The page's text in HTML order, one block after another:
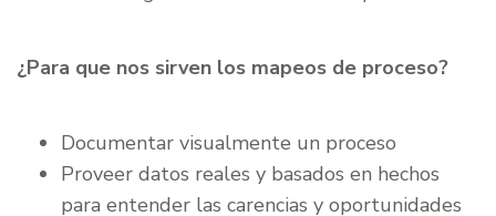
¿Para que nos sirven los mapeos de proceso?
Documentar visualmente un proceso
Proveer datos reales y basados en hechos
para entender las carencias y oportunidades